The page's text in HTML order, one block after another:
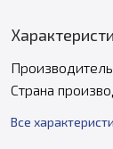
Страна
Все